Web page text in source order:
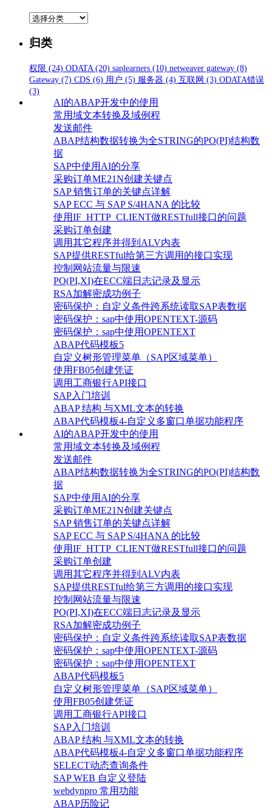
分
归类
权限 (24) ODATA (20) saplearners (10) netweaver gateway (8)
Gateway (7) CDS (6) 用户 (5) 服务器 (4) 互联网 (3) ODATA错误
(3)
AI的ABAP开发中的使用
常用域文本转换及域例程
发送邮件
ABAP结构数据转换为全STRING的PO(PI)结构数
据
SAP中使用AI的分享
采购订单ME21N创建关键点
SAP 销售订单的关键点详解
SAP ECC 与 SAP S/4HANA 的比较
使用IF_HTTP_CLIENT做RESTfull接口的问题
采购订单创建
调用其它程序并得到ALV内表
SAP提供RESTful给第三方调用的接口实现
控制网站流量与限速
PO(PI,XI)在ECC端日志记录及显示
RSA加解密成功例子
密码保护：自定义条件跨系统读取SAP表数据
密码保护：sap中使用OPENTEXT-源码
密码保护：sap中使用OPENTEXT
ABAP代码模板5
自定义树形管理菜单（SAP区域菜单）
使用FB05创建凭证
调用工商银行API接口
SAP入门培训
ABAP 结构 与XML文本的转换
ABAP代码模板4-自定义多窗口单据功能程序
AI的ABAP开发中的使用
常用域文本转换及域例程
发送邮件
ABAP结构数据转换为全STRING的PO(PI)结构数
据
SAP中使用AI的分享
采购订单ME21N创建关键点
SAP 销售订单的关键点详解
SAP ECC 与 SAP S/4HANA 的比较
使用IF_HTTP_CLIENT做RESTfull接口的问题
采购订单创建
调用其它程序并得到ALV内表
SAP提供RESTful给第三方调用的接口实现
控制网站流量与限速
PO(PI,XI)在ECC端日志记录及显示
RSA加解密成功例子
密码保护：自定义条件跨系统读取SAP表数据
密码保护：sap中使用OPENTEXT-源码
密码保护：sap中使用OPENTEXT
ABAP代码模板5
自定义树形管理菜单（SAP区域菜单）
使用FB05创建凭证
调用工商银行API接口
SAP入门培训
ABAP 结构 与XML文本的转换
ABAP代码模板4-自定义多窗口单据功能程序
SELECT动态查询条件
SAP WEB 自定义登陆
webdynpro 常用功能
ABAP历险记